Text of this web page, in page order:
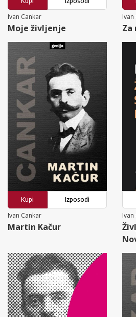
Ivan Cankar
Moje življenje
Ivan
Za
Kupi
Izposodi
Ivan Cankar
Martin Kačur
Ivan